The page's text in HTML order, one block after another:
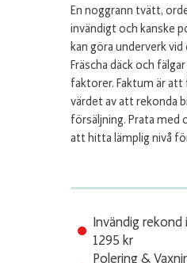
En noggrann tvätt,
invändigt och kanske
kan göra underverk
Fräscha däck och
faktorer. Faktum är
värdet av att rekonda
försäljning. Prata med
att hitta lämplig nivå
Invändig
1295 kr
Polering &